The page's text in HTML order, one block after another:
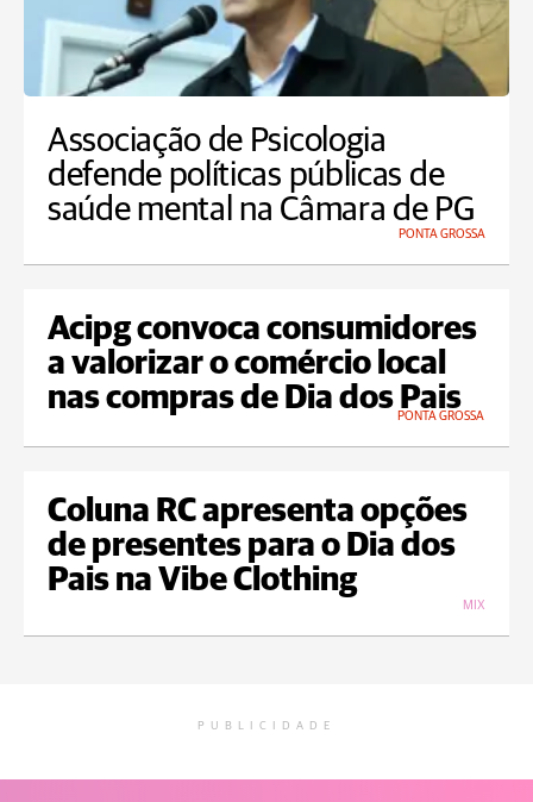
Associação de Psicologia
defende políticas públicas de
saúde mental na Câmara de PG
PONTA GROSSA
Acipg convoca consumidores
a valorizar o comércio local
nas compras de Dia dos Pais
PONTA GROSSA
Coluna RC apresenta opções
de presentes para o Dia dos
Pais na Vibe Clothing
MIX
PUBLICIDADE